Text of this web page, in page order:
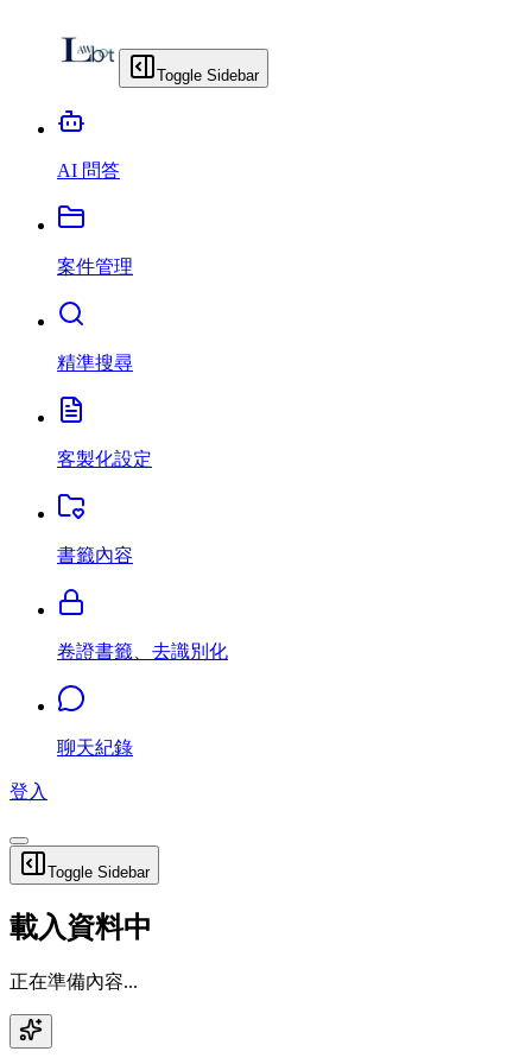
Toggle Sidebar
AI 問答
案件管理
精準搜尋
客製化設定
書籤內容
卷證書籤、去識別化
聊天紀錄
登入
Toggle Sidebar
載入資料中
正在準備內容...